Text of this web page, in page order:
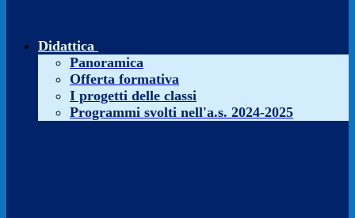
Didattica
Panoramica
Offerta formativa
I progetti delle classi
Programmi svolti nell'a.s. 2024-2025